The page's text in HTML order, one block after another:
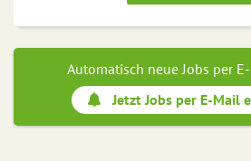
Automatisch neue Jobs per
Jetzt Jobs per E-Mail